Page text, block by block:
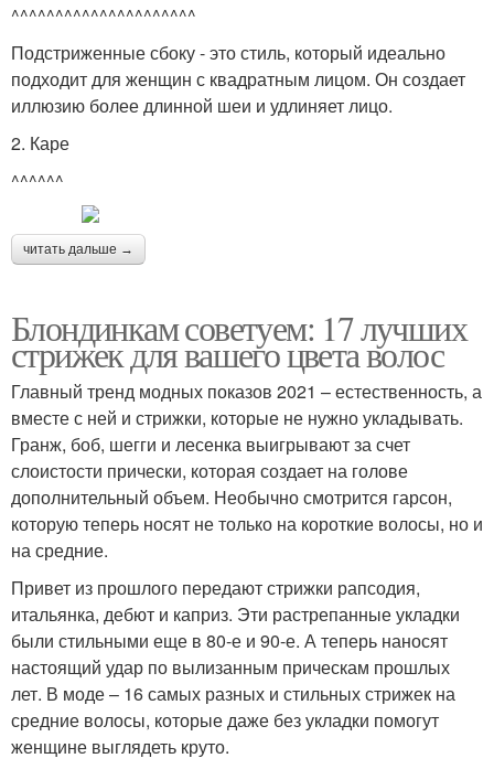
^^^^^^^^^^^^^^^^^^^^^
Подстриженные сбоку - это стиль, который идеально
подходит для женщин с квадратным лицом. Он создает
иллюзию более длинной шеи и удлиняет лицо.
2. Каре
^^^^^^
читать дальше →
Блондинкам советуем: 17 лучших
стрижек для вашего цвета волос
Главный тренд модных показов 2021 – естественность, а
вместе с ней и стрижки, которые не нужно укладывать.
Гранж, боб, шегги и лесенка выигрывают за счет
слоистости прически, которая создает на голове
дополнительный объем. Необычно смотрится гарсон,
которую теперь носят не только на короткие волосы, но и
на средние.
Привет из прошлого передают стрижки рапсодия,
итальянка, дебют и каприз. Эти растрепанные укладки
были стильными еще в 80-е и 90-е. А теперь наносят
настоящий удар по вылизанным прическам прошлых
лет. В моде – 16 самых разных и стильных стрижек на
средние волосы, которые даже без укладки помогут
женщине выглядеть круто.